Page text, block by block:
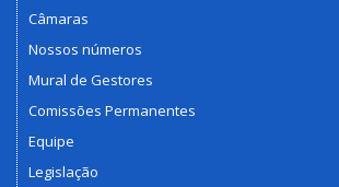
Câmaras
Nossos números
Mural de Gestores
Comissões Permanentes
Equipe
Legislação